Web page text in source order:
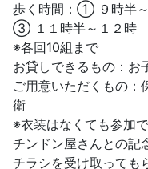
歩く時間：① ９時半
③ １１時半～１２時
※各回10組まで
お貸しできるもの：お
ご用意いただくもの：
衛
※衣装はなくても参加
チンドン屋さんとの記
チラシを受け取っても